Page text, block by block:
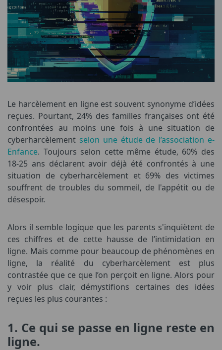
Le harcèlement en ligne est souvent synonyme d’idées
reçues. Pourtant, 24% des familles françaises ont été
confrontées au moins une fois à une situation de
cyberharcèlement selon une étude de l’association e-
Enfance. Toujours selon cette même étude, 60% des
18-25 ans déclarent avoir déjà été confrontés à une
situation de cyberharcèlement et 69% des victimes
souffrent de troubles du sommeil, de l'appétit ou de
désespoir.
Alors il semble logique que les parents s'inquiètent de
ces chiffres et de cette hausse de l’intimidation en
ligne. Mais comme pour beaucoup de phénomènes en
ligne, la réalité du cyberharcèlement est plus
contrastée que ce que l’on perçoit en ligne. Alors pour
y voir plus clair, démystifions certaines des idées
reçues les plus courantes :
1. Ce qui se passe en ligne reste en
ligne.